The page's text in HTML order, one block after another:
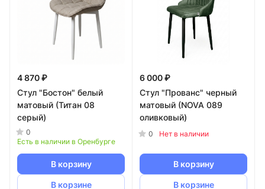
4 870 ₽
Стул "Бостон" белый
матовый (Титан 08
серый)
0
Есть в наличии в Оренбурге
В корзину
В корзине
6 000 ₽
Стул "Прованс" черный
матовый (NOVA 089
оливковый)
0 Нет в наличии
В корзину
В корзине